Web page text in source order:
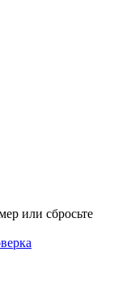
или сбросьте